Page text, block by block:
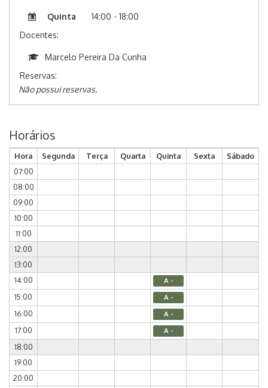
Quinta
14:00 - 18:00
Docentes:
Marcelo Pereira Da Cunha
Reservas:
Não possui reservas.
Horários
Hora Segunda Terça Quarta Quinta Sexta
Sábado
07:00
08:00
09:00
10:00
11:00
12:00
13:00
14:00
A -
15:00 A -
16:00 A -
17:00 A -
18:00
19:00
20:00